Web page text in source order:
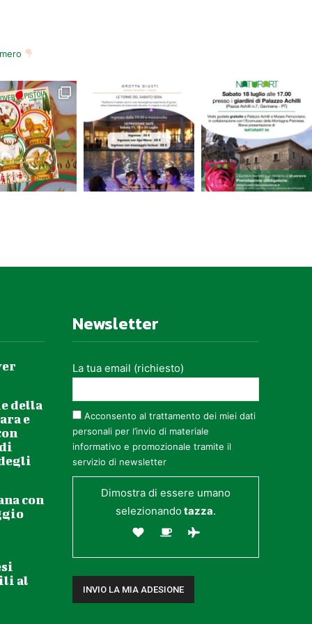
della
e
con
al
Newsletter
La tua email (richiesto)
Acconsento al trattamento dei miei dati
personali per l’invio di materiale
informativo e promozionale tramite il
servizio di newsletter
Dimostra di essere umano
selezionandotazza.